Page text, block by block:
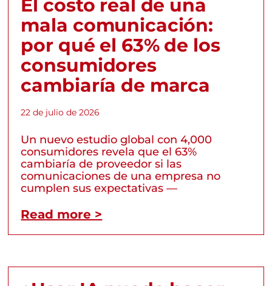
El costo real de una
mala comunicación:
por qué el 63% de los
consumidores
cambiaría de marca
22 de julio de 2026
Un nuevo estudio global con 4,000
consumidores revela que el 63%
cambiaría de proveedor si las
comunicaciones de una empresa no
cumplen sus expectativas —
Read more >